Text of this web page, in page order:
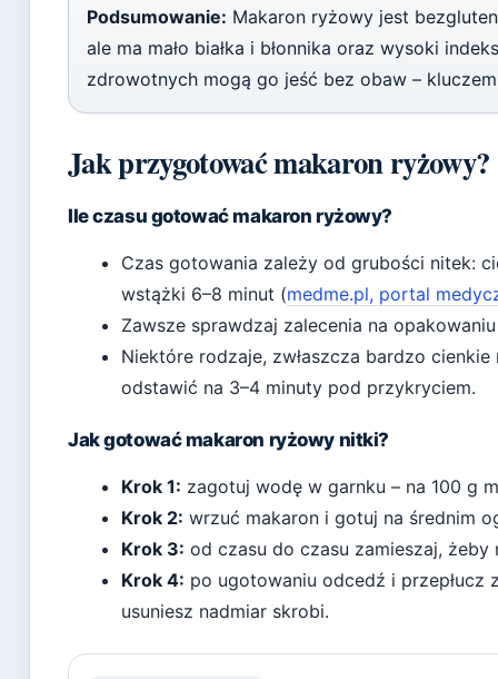
Podsumowanie: Makaron ryżowy jest
ale ma mało białka i błonnika oraz wysoki
zdrowotnych mogą go jeść bez obaw –
Jak przygotować makaron ryżowy?
Ile czasu gotować makaron ryżowy?
Czas gotowania zależy od grubości nitek:
wstążki 6–8 minut (medme.pl, portal
Zawsze sprawdzaj zalecenia na
Niektóre rodzaje, zwłaszcza bardzo
odstawić na 3–4 minuty pod przykryciem.
Jak gotować makaron ryżowy nitki?
Krok 1: zagotuj wodę w garnku – na 100 g
Krok 2: wrzuć makaron i gotuj na średnim
Krok 3: od czasu do czasu zamieszaj, żeby
Krok 4: po ugotowaniu odcedź i przepłucz
usuniesz nadmiar skrobi.